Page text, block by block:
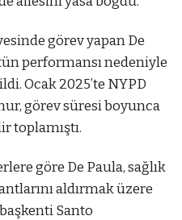
görev yapan De
performansı nedeniyle
Ocak 2025’te NYPD
görev süresi boyunca
toplamıştı.
göre De Paula, sağlık
aldırmak üzere
Santo